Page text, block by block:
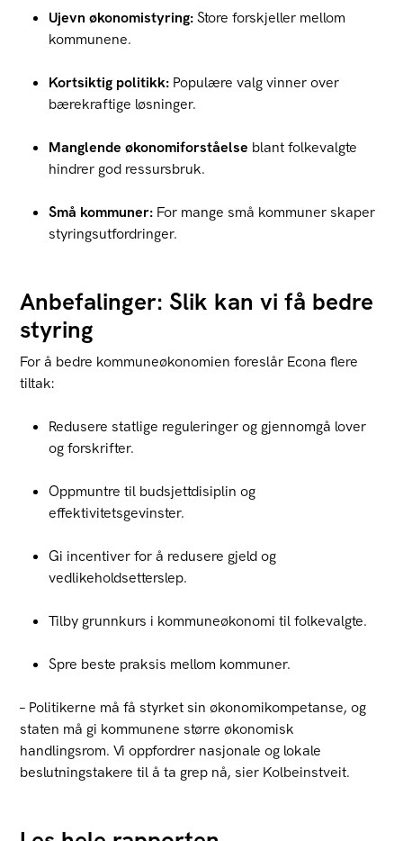
Ujevn økonomistyring:Store forskjeller mellom
kommunene.
Kortsiktig politikk: Populære valg vinner over
bærekraftige løsninger.
Manglende økonomiforståelse blant folkevalgte
hindrer god ressursbruk.
Små kommuner: For mange små kommuner skaper
styringsutfordringer.
Anbefalinger: Slik kan vi få bedre
styring
For å bedre kommuneøkonomien foreslår Econa flere
tiltak:
Redusere statlige reguleringer og gjennomgå lover
og forskrifter.
Oppmuntre til budsjettdisiplin og
effektivitetsgevinster.
Gi incentiver for å redusere gjeld og
vedlikeholdsetterslep.
Tilby grunnkurs i kommuneøkonomi til folkevalgte.
Spre beste praksis mellom kommuner.
– Politikerne må få styrket sin økonomikompetanse, og
staten må gi kommunene større økonomisk
handlingsrom. Vi oppfordrer nasjonale og lokale
beslutningstakere til å ta grep nå, sier Kolbeinstveit.